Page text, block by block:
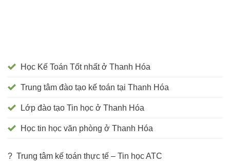
Học Kế Toán Tốt nhất ở Thanh Hóa
Trung tâm đào tạo kế toán tại Thanh Hóa
Lớp đào tạo Tin học ở Thanh Hóa
Học tin học văn phòng ở Thanh Hóa
? Trung tâm kế toán thực tế – Tin học ATC